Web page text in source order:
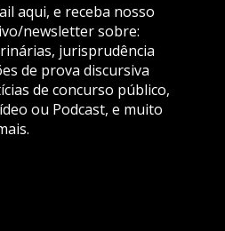
aqui, e receba nosso
newsletter sobre:
jurisprudência
de prova discursiva
de concurso público,
ou Podcast, e muito